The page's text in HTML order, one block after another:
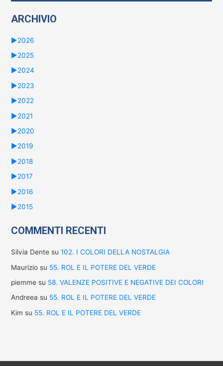
:
ARCHIVIO
►2026
►2025
►2024
►2023
►2022
►2021
►2020
►2019
►2018
►2017
►2016
►2015
COMMENTI RECENTI
Silvia Dentesu 102. I COLORI DELLA NOSTALGIA
Mauriziosu 55. ROL E IL POTERE DEL VERDE
piemmesu 58. VALENZE POSITIVE E NEGATIVE DEI COLORI
Andreea su 55. ROL E IL POTERE DEL VERDE
Kim su 55. ROL E IL POTERE DEL VERDE